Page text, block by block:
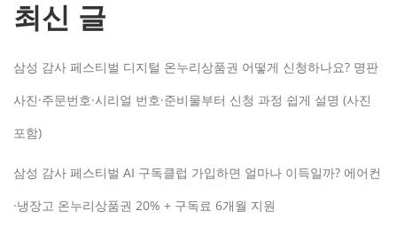
최신 글
삼성 감사 페스티벌 디지털 온누리상품권 어떻게 신청하나요? 명판
사진·주문번호·시리얼 번호·준비물부터 신청 과정 쉽게 설명 (사진
포함)
삼성 감사 페스티벌 AI 구독클럽 가입하면 얼마나 이득일까? 에어컨
·냉장고 온누리상품권 20% + 구독료 6개월 지원